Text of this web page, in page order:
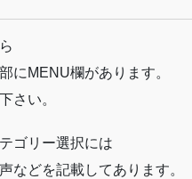
にMENU欄があります。
さい。
ゴリー選択には
などを記載してあります。